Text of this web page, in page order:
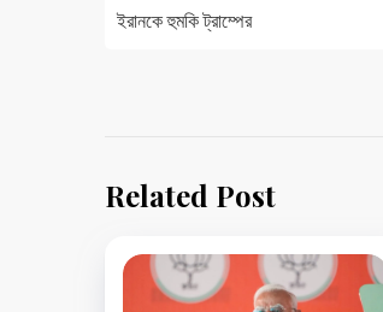
ইরানকে হুমকি ট্রাম্পের
Related Post